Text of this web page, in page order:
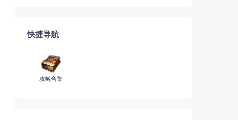
快捷导航
攻略合集